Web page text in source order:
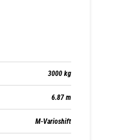
3000 kg
6.87 m
M-Varioshift